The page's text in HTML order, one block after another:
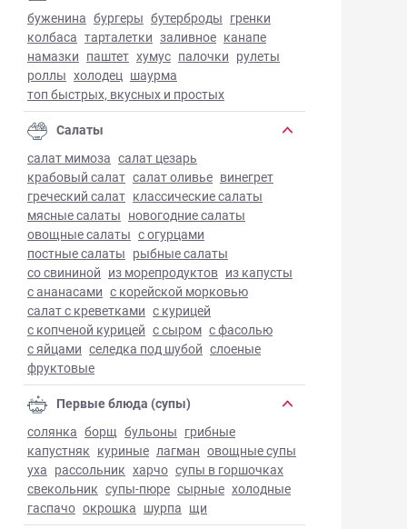
буженина бургеры бутерброды гренки
колбаса тарталетки заливное канапе
намазки паштет хумус палочки рулеты
роллы холодец шаурма
топ быстрых, вкусных и простых
Салаты
салат мимоза салат цезарь
крабовый салат салат оливье винегрет
греческий салат классические салаты
мясные салаты новогодние салаты
овощные салаты с огурцами
постные салаты рыбные салаты
со свининой из морепродуктов из капусты
с ананасами с корейской морковью
салат с креветками с курицей
с копченой курицей с сыром с фасолью
с яйцами селедка под шубой слоеные
фруктовые
Первые блюда (супы)
солянка борщ бульоны грибные
капустняк куриные лагман овощные супы
уха рассольник харчо супы в горшочках
свекольник супы-пюре сырные холодные
гаспачо окрошка шурпа щи